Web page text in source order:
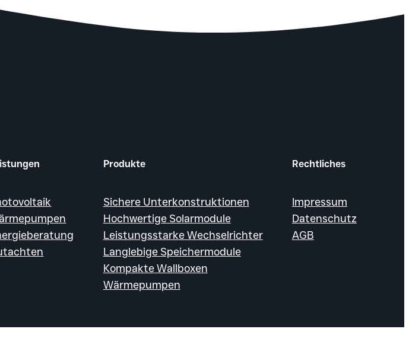
Produkte
Sichere Unterkonstruktionen
Hochwertige Solarmodule
Leistungsstarke Wechselrichter
Langlebige Speichermodule
Kompakte Wallboxen
Wärmepumpen
Rechtliches
Impressum
Datenschutz
AGB